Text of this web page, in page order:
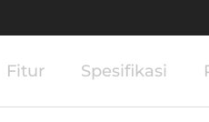
Fitur Spesifikasi